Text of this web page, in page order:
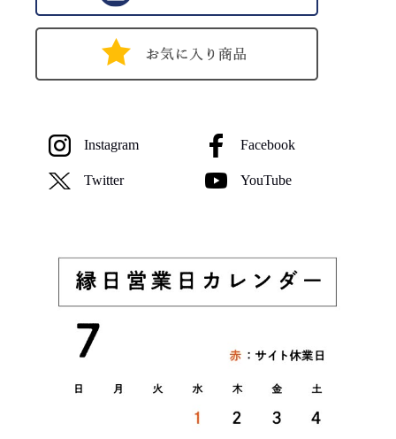
Instagram Facebook
Twitter YouTube